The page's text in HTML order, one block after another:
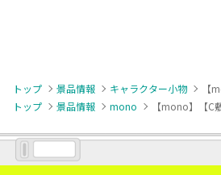
トップ 景品情報 キャラクター小物
トップ
景品情報 mono